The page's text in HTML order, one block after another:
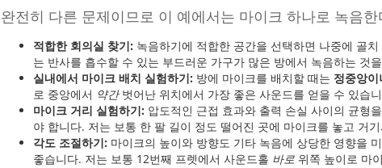
완전히 다른 문제이므로 이 예에서는 마이크 하나로 녹음
적합한 회의실 찾기: 녹음하기에 적합한 공간을 선택하면 나중에 골
는 반사를 흡수할 수 있는 부드러운 가구가 많은 방에서 녹음하는 것
실내에서 마이크 배치 실험하기: 방에 마이크를 배치할 때는 정중앙이
로 중앙에서 약간벗어난 위치에서 가장 좋은 사운드를 얻을 수 있습
마이크 거리 실험하기: 압도적인 근접 효과와 출력 손실 사이의 균형
야 합니다. 저는 보통 한 팔 길이 정도 떨어진 곳에 마이크를 놓고 거
각도 조절하기: 마이크의 높이와 방향도 기타 녹음에 상당한 영향을
좋습니다. 저는 보통 12번째 프렛에서 사운드홀 바로 위쪽 높이로 마